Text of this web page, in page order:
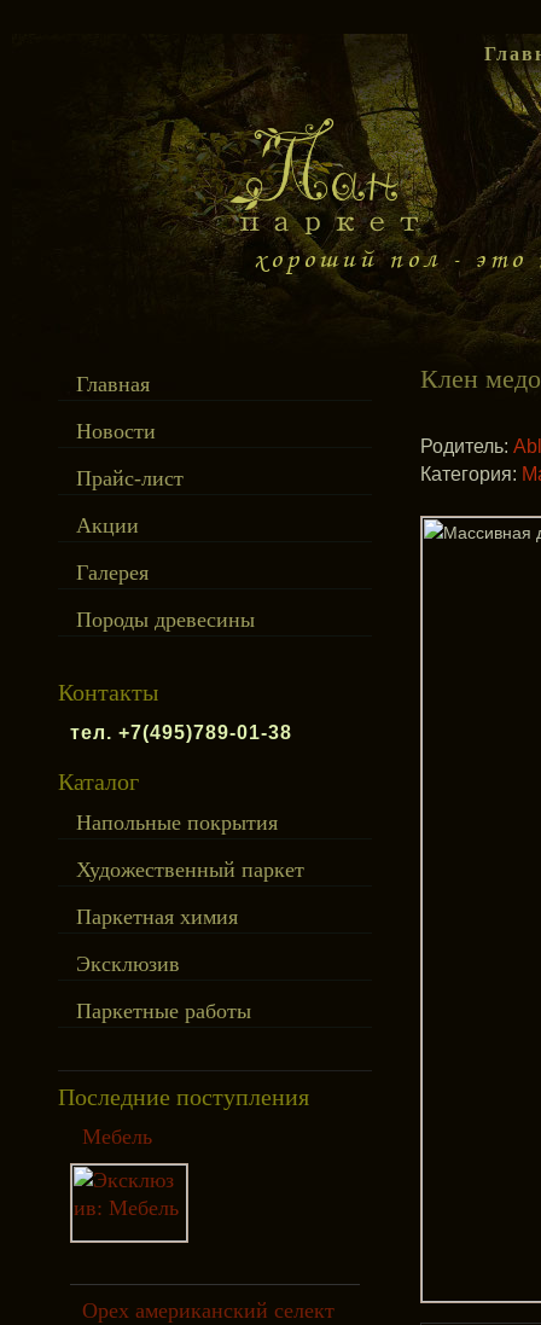
Главная
Новости
Прайс-лист
Акции
Галерея
Породы древесины
Контакты
тел. +7(495)789-01-38
Каталог
Напольные покрытия
Художественный паркет
Паркетная химия
Эксклюзив
Паркетные работы
Последние поступления
Мебель
Орех американский селект
Клен
Родитель:
Категория: